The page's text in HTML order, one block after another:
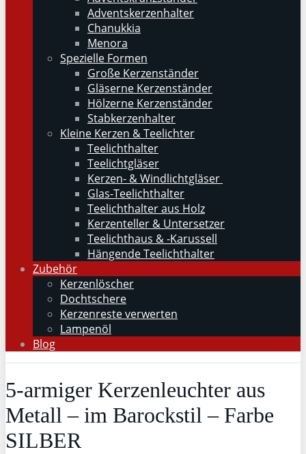
Adventskerzenhalter
Chanukkia
Menora
Spezielle Formen
Große Kerzenständer
Gläserne Kerzenständer
Hölzerne Kerzenständer
Stabkerzenhalter
Kleine Kerzen & Teelichter
Teelichthalter
Teelichtgläser
Kerzen- & Windlichtgläser
Glas-Teelichthalter
Teelichthalter aus Holz
Kerzenteller & Untersetzer
Teelichthaus & -Karussell
Hängende Teelichthalter
Zubehör
Kerzenlöscher
Dochtschere
Kerzenreste verwerten
Lampenöl
Blog
5-armiger Kerzenleuchter aus
Metall – im Barockstil – Farbe
SILBER